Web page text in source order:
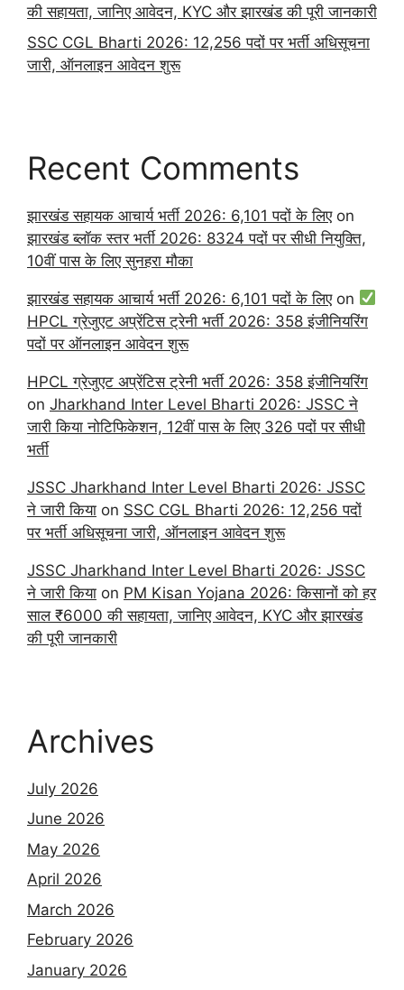
की सहायता, जानिए आवेदन, KYC और झारखंड की पूरी जानकारी
SSC CGL Bharti 2026: 12,256 पदों पर भर्ती अधिसूचना
जारी, ऑनलाइन आवेदन शुरू
Recent Comments
झारखंड सहायक आचार्य भर्ती 2026: 6,101 पदों के लिएon
झारखंड ब्लॉक स्तर भर्ती 2026: 8324 पदों पर सीधी नियुक्ति,
10वीं पास के लिए सुनहरा मौका
झारखंड सहायक आचार्य भर्ती 2026: 6,101 पदों के लिएon
HPCL ग्रेजुएट अप्रेंटिस ट्रेनी भर्ती 2026: 358 इंजीनियरिंग
पदों पर ऑनलाइन आवेदन शुरू
HPCL ग्रेजुएट अप्रेंटिस ट्रेनी भर्ती 2026: 358 इंजीनियरिंग
on Jharkhand Inter Level Bharti 2026: JSSC ने
जारी किया नोटिफिकेशन, 12वीं पास के लिए 326 पदों पर सीधी
भर्ती
JSSC Jharkhand Inter Level Bharti 2026: JSSC
ने जारी किया on SSC CGL Bharti 2026: 12,256 पदों
पर भर्ती अधिसूचना जारी, ऑनलाइन आवेदन शुरू
JSSC Jharkhand Inter Level Bharti 2026: JSSC
ने जारी किया on PM Kisan Yojana 2026: किसानों को हर
साल ₹6000 की सहायता, जानिए आवेदन, KYC और झारखंड
की पूरी जानकारी
Archives
July 2026
June 2026
May 2026
April 2026
March 2026
February 2026
January 2026